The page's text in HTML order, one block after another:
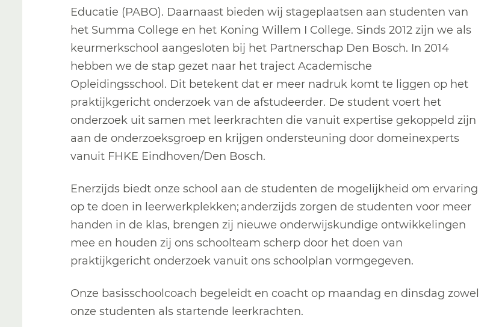
Educatie (PABO). Daarnaast bieden wij stageplaatsen aan studenten van
het Summa College en het Koning Willem I College. Sinds 2012 zijn we als
keurmerkschool aangesloten bij het Partnerschap Den Bosch. In 2014
hebben we de stap gezet naar het traject Academische
Opleidingsschool. Dit betekent dat er meer nadruk komt te liggen op het
praktijkgericht onderzoek van de afstudeerder. De student voert het
onderzoek uit samen met leerkrachten die vanuit expertise gekoppeld zijn
aan de onderzoeksgroep en krijgen ondersteuning door domeinexperts
vanuit FHKE Eindhoven/Den Bosch.
Enerzijds biedt onze school aan de studenten de mogelijkheid om ervaring
op te doen in leerwerkplekken; anderzijds zorgen de studenten voor meer
handen in de klas, brengen zij nieuwe onderwijskundige ontwikkelingen
mee en houden zij ons schoolteam scherp door het doen van
praktijkgericht onderzoek vanuit ons schoolplan vormgegeven.
Onze basisschoolcoach begeleidt en coacht op maandag en dinsdag zowel
onze studenten als startende leerkrachten.